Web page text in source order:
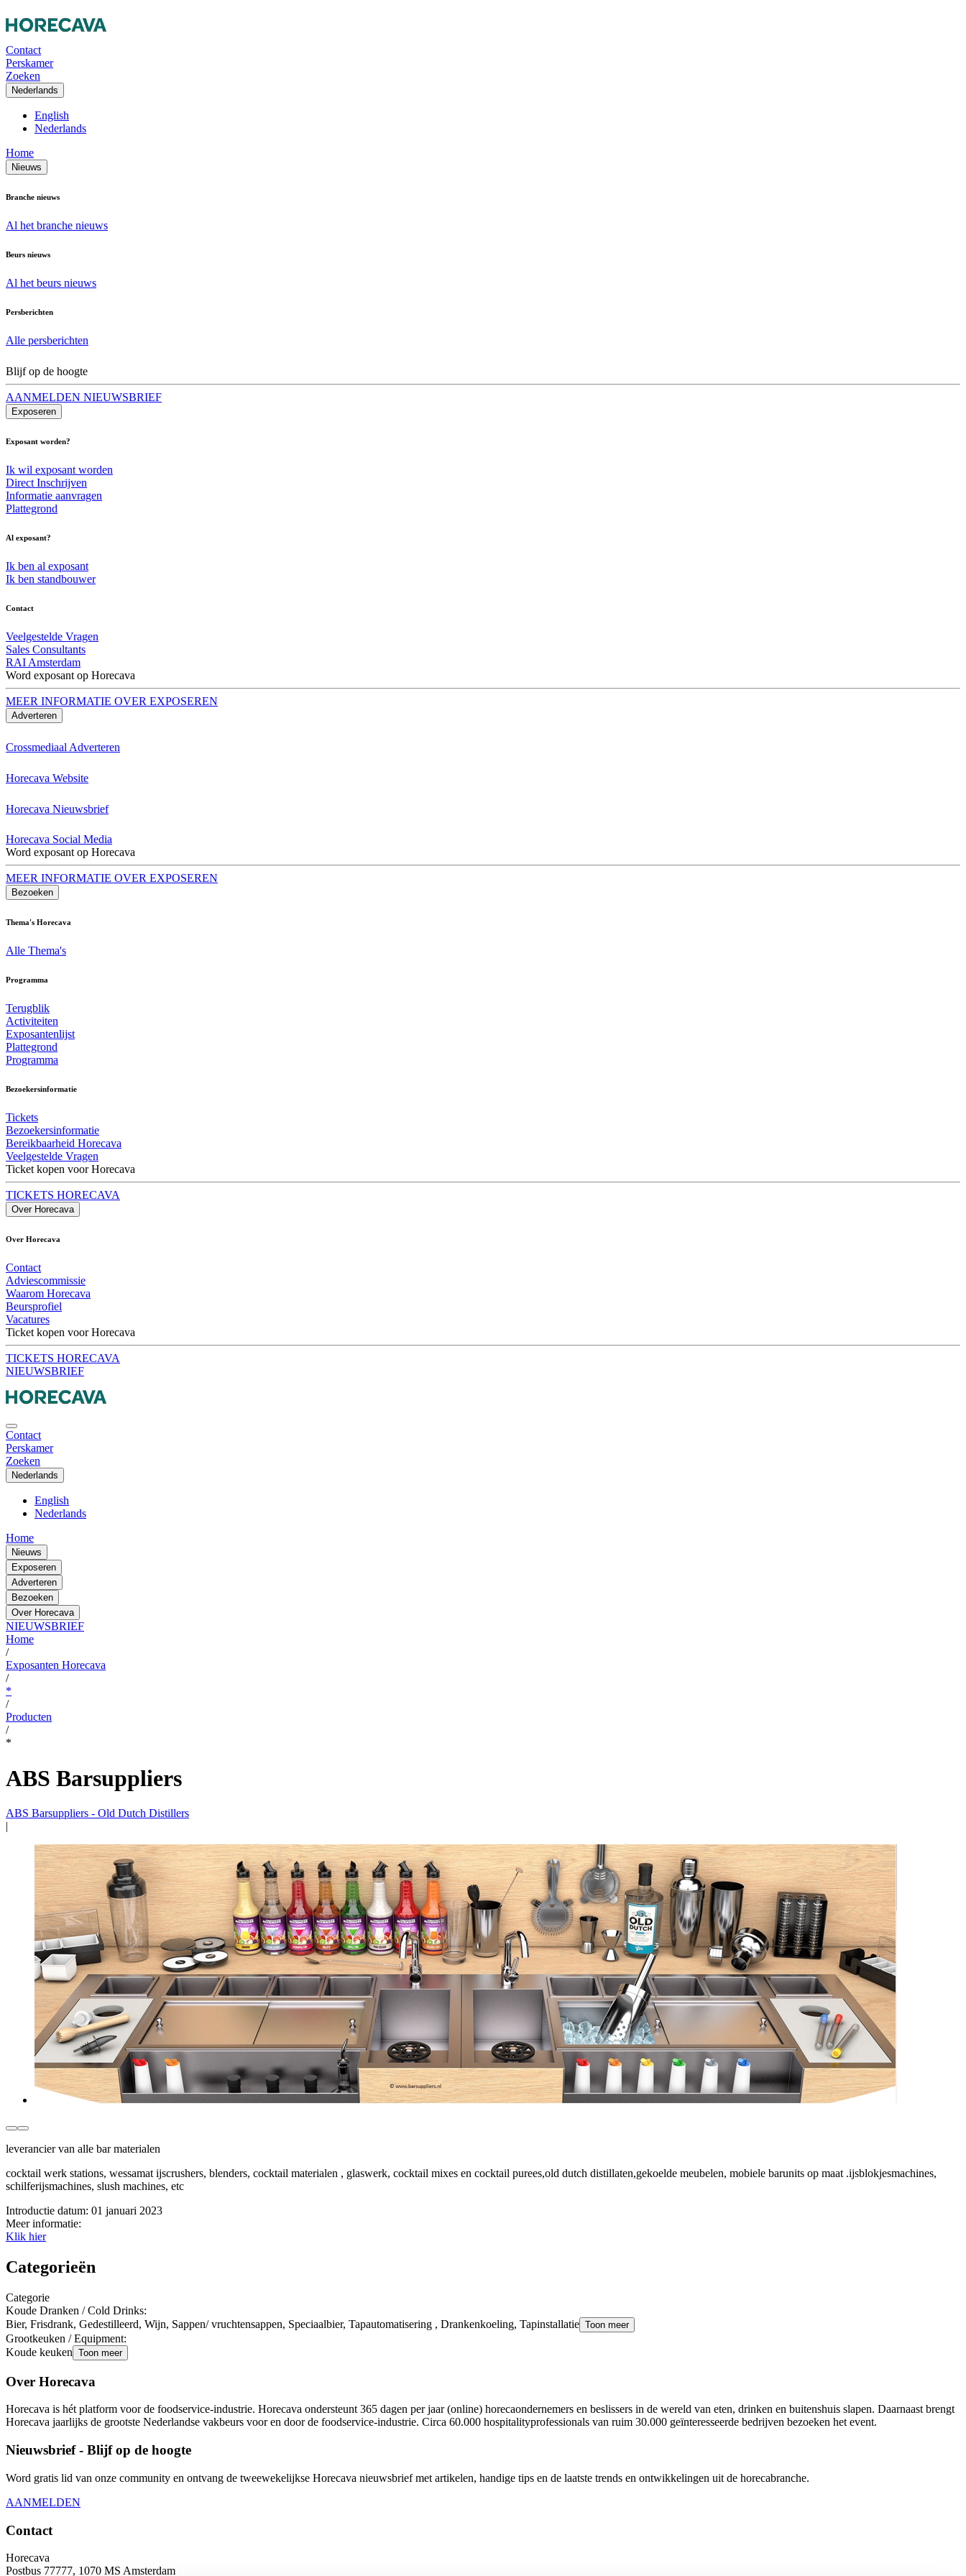
Contact
Perskamer
Zoeken
Nederlands
English
Nederlands
Home
Nieuws
Branche nieuws
Al het branche nieuws
Beurs nieuws
Al het beurs nieuws
Persberichten
Alle persberichten
Blijf op de hoogte
AANMELDEN NIEUWSBRIEF
Exposeren
Exposant worden?
Ik wil exposant worden
Direct Inschrijven
Informatie aanvragen
Plattegrond
Al exposant?
Ik ben al exposant
Ik ben standbouwer
Contact
Veelgestelde Vragen
Sales Consultants
RAI Amsterdam
Word exposant op Horecava
MEER INFORMATIE OVER EXPOSEREN
Adverteren
Crossmediaal Adverteren
Horecava Website
Horecava Nieuwsbrief
Horecava Social Media
Word exposant op Horecava
MEER INFORMATIE OVER EXPOSEREN
Bezoeken
Thema's Horecava
Alle Thema's
Programma
Terugblik
Activiteiten
Exposantenlijst
Plattegrond
Programma
Bezoekersinformatie
Tickets
Bezoekersinformatie
Bereikbaarheid Horecava
Veelgestelde Vragen
Ticket kopen voor Horecava
TICKETS HORECAVA
Over Horecava
Over Horecava
Contact
Adviescommissie
Waarom Horecava
Beursprofiel
Vacatures
Ticket kopen voor Horecava
TICKETS HORECAVA
NIEUWSBRIEF
Contact
Perskamer
Zoeken
Nederlands
English
Nederlands
Home
Nieuws
Exposeren
Adverteren
Bezoeken
Over Horecava
NIEUWSBRIEF
Home
/
Exposanten Horecava
/
*
/
Producten
/
*
ABS Barsuppliers
ABS Barsuppliers - Old Dutch Distillers
|
leverancier van alle bar materialen
cocktail werk stations, wessamat ijscrushers, blenders, cocktail materialen , glaswerk, cocktail mixes en cocktail purees,old dutch distillaten,gekoelde meubelen, mobiele barunits op maat .ijsblokjesmachines,
schilferijsmachines, slush machines, etc
Introductie datum: 01 januari 2023
Meer informatie:
Klik hier
Categorieën
Categorie
Koude Dranken / Cold Drinks:
Bier, Frisdrank, Gedestilleerd, Wijn, Sappen/ vruchtensappen, Speciaalbier, Tapautomatisering , Drankenkoeling, Tapinstallatie Toon meer
Grootkeuken / Equipment:
Koude keuken Toon meer
Over Horecava
Horecava is hét platform voor de foodservice-industrie. Horecava ondersteunt 365 dagen per jaar (online) horecaondernemers en beslissers in de wereld van eten, drinken en buitenshuis slapen. Daarnaast brengt
Horecava jaarlijks de grootste Nederlandse vakbeurs voor en door de foodservice-industrie. Circa 60.000 hospitalityprofessionals van ruim 30.000 geïnteresseerde bedrijven bezoeken het event.
Nieuwsbrief - Blijf op de hoogte
Word gratis lid van onze community en ontvang de tweewekelijkse Horecava nieuwsbrief met artikelen, handige tips en de laatste trends en ontwikkelingen uit de horecabranche.
AANMELDEN
Contact
Horecava
Postbus 77777, 1070 MS Amsterdam